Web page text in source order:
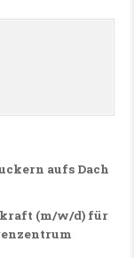
aufs Dach
(m/w/d) für